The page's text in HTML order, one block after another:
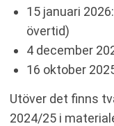
15 januari
övertid)
4 december
16 oktober
Utöver det finns
2024/25 i